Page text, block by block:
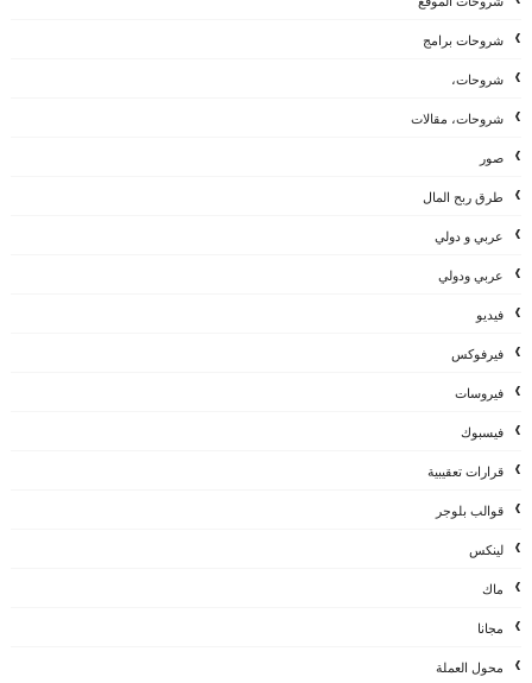
شروحات برامج
شروحات،
شروحات، مقالات
صور
طرق ربح المال
عربي و دولي
عربي ودولي
فيديو
فيرفوكس
فيروسات
فيسبوك
قرارات تعقيبية
قوالب بلوجر
لينكس
ماك
مجانا
محول العملة